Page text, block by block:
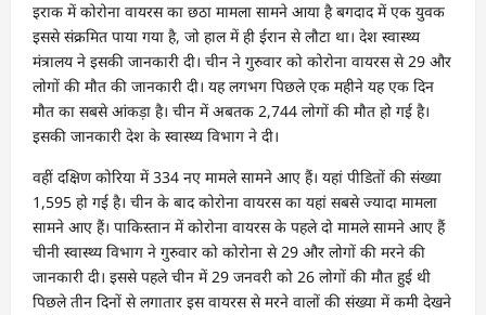
इराक में कोरोना वायरस का छठा मामला सामने आया है बगदाद में एक युवक
इससे संक्रमित पाया गया है, जो हाल में ही ईरान से लौटा था। देश स्वास्थ्य
मंत्रालय ने इसकी जानकारी दी। चीन ने गुरुवार को कोरोना वायरस से 29 और
लोगों की मौत की जानकारी दी। यह लगभग पिछले एक महीने यह एक दिन
मौत का सबसे आंकड़ा है। चीन में अबतक 2,744 लोगों की मौत हो गई है।
इसकी जानकारी देश के स्वास्थ्य विभाग ने दी।
वहीं दक्षिण कोरिया में 334 नए मामले सामने आए हैं। यहां पीडितों की संख्या
1,595 हो गई है। चीन के बाद कोरोना वायरस का यहां सबसे ज्यादा मामला
सामने आए हैं। पाकिस्तान में कोरोना वायरस के पहले दो मामले सामने आए हैं
चीनी स्वास्थ्य विभाग ने गुरुवार को कोरोना से 29 और लोगों की मरने की
जानकारी दी। इससे पहले चीन में 29 जनवरी को 26 लोगों की मौत हुई थी
पिछले तीन दिनों से लगातार इस वायरस से मरने वालों की संख्या में कमी देखने